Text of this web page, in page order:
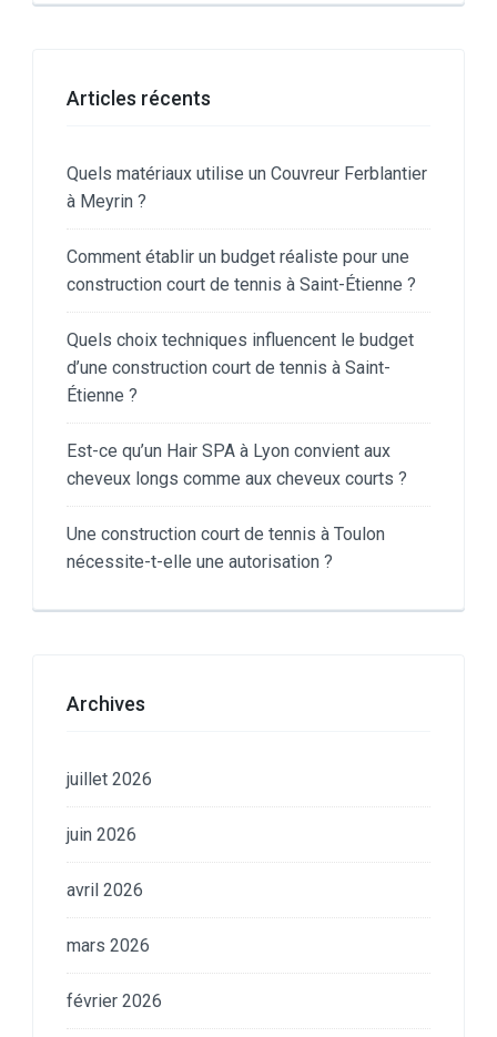
Articles récents
Quels matériaux utilise un Couvreur Ferblantier
à Meyrin ?
Comment établir un budget réaliste pour une
construction court de tennis à Saint-Étienne ?
Quels choix techniques influencent le budget
d’une construction court de tennis à Saint-
Étienne ?
Est-ce qu’un Hair SPA à Lyon convient aux
cheveux longs comme aux cheveux courts ?
Une construction court de tennis à Toulon
nécessite-t-elle une autorisation ?
Archives
juillet 2026
juin 2026
avril 2026
mars 2026
février 2026